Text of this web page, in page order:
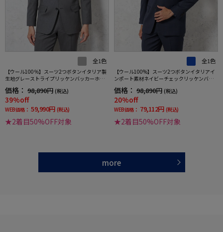
全1色
【ウール100％】スーツ2つボタンイタリア製
生地グレーストライプリッケンバッカーホワ
イト
価格： 98,890円 (税込)
39%off
WEB価格： 59,990円 (税込)
★2着目50%OFF対象
全1色
【ウール100%】スーツ2つボタンイタリアイ
ンポート素材ネイビーチェックリッケンバッ
カー秋冬
価格： 98,890円 (税込)
20%off
WEB価格： 79,112円 (税込)
★2着目50%OFF対象
more